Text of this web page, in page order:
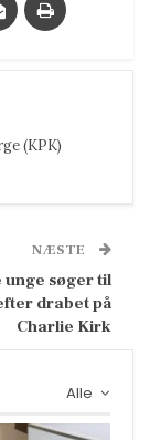
(KPK)
NÆSTE
unge søger til
drabet på
Charlie Kirk
Alle